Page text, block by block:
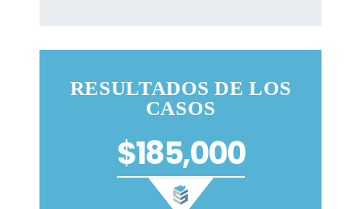
RESULTADOS DE LOS
CASOS
$185,000